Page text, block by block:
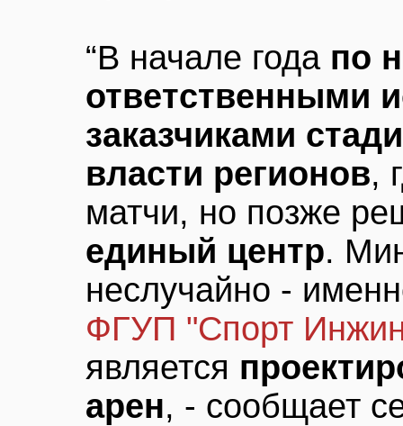
“В начале года по
ответственными
заказчиками
власти регионов,
матчи, но позже
единый центр.
неслучайно -
ФГУП "Спорт
является
арен, - сообщает